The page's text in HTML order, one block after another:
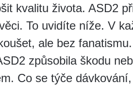
kvalitu života. ASD2
To uvidíte níže. V
ale bez
způsobila škodu
Co se týče